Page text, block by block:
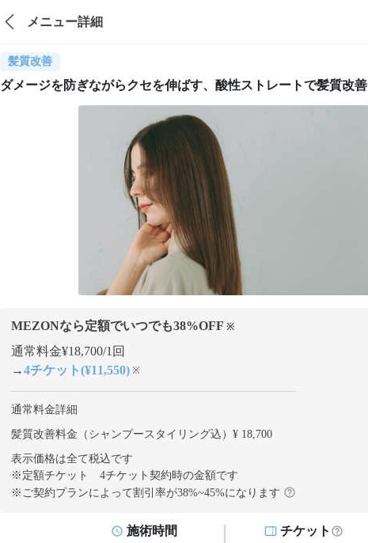
メニュー詳細
髪質改善
ダメージを防ぎながらクセを伸ばす、酸性ストレートで髪質改善
MEZONなら定額でいつでも38%OFF ※
通常料金¥18,700/1回
→4チケット(¥11,550) ※
通常料金詳細
髪質改善料金（シャンプースタイリング込）¥ 18,700
表示価格は全て税込です
※定額チケット 4チケット契約時の金額です
※ご契約プランによって割引率が38%~45%になります
施術時間 チケット